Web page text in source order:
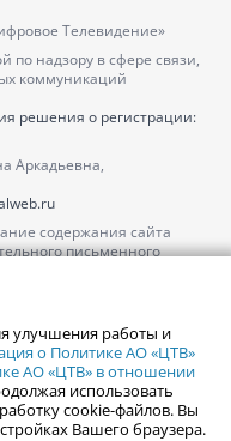
Телевидение»
по надзору в сфере связи,
коммуникаций
решения о регистрации:
Аркадьевна,
содержания сайта
письменного
по тел.
разделе «Афиша»
сайта
персональных данных
улучшения работы и
о Политике АО «ЦТВ»
АО «ЦТВ» в отношении
использовать
cookie-файлов. Вы
Вашего браузера.